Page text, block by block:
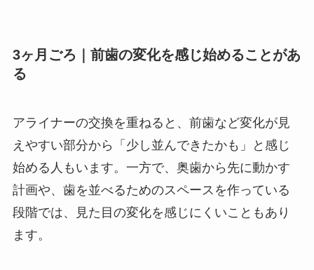
3ヶ月ごろ｜前歯の変化を感じ始めることがあ
る
アライナーの交換を重ねると、前歯など変化が見
えやすい部分から「少し並んできたかも」と感じ
始める人もいます。一方で、奥歯から先に動かす
計画や、歯を並べるためのスペースを作っている
段階では、見た目の変化を感じにくいこともあり
ます。